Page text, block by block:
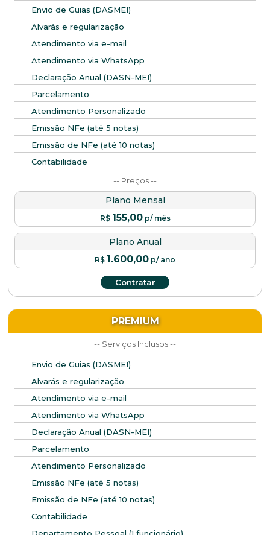
Envio de Guias (DASMEI)
Alvarás e regularização
Atendimento via e-mail
Atendimento via WhatsApp
Declaração Anual (DASN-MEI)
Parcelamento
Atendimento Personalizado
Emissão NFe (até 5 notas)
Emissão de NFe (até 10 notas)
Contabilidade
-- Preços --
Plano Mensal
R$ 155,00p/ mês
Plano Anual
R$ 1.600,00 p/ ano
Contratar
PREMIUM
-- Serviços Inclusos --
Envio de Guias (DASMEI)
Alvarás e regularização
Atendimento via e-mail
Atendimento via WhatsApp
Declaração Anual (DASN-MEI)
Parcelamento
Atendimento Personalizado
Emissão NFe (até 5 notas)
Emissão de NFe (até 10 notas)
Contabilidade